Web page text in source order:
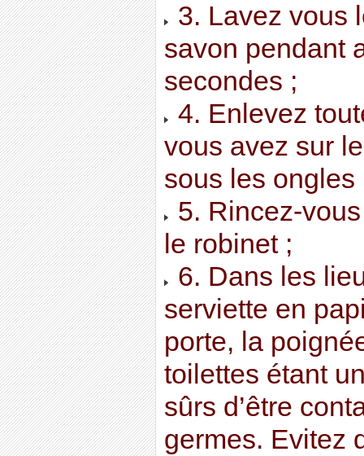
3. Lavez vous
savon pendant
secondes ;
4. Enlevez
vous avez sur
sous les ongles
5. Rincez-
le robinet ;
6. Dans les
serviette en
porte, la
toilettes étant
sûrs d’être
germes. Evitez